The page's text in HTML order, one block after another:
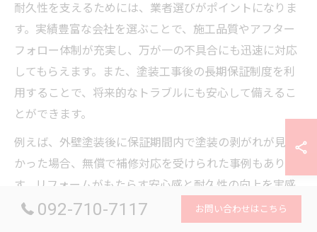
耐久性を支えるためには、業者選びがポイントになりま
す。実績豊富な会社を選ぶことで、施工品質やアフター
フォロー体制が充実し、万が一の不具合にも迅速に対応
してもらえます。また、塗装工事後の長期保証制度を利
用することで、将来的なトラブルにも安心して備えるこ
とができます。
例えば、外壁塗装後に保証期間内で塗装の剥がれが見つ
かった場合、無償で補修対応を受けられた事例もありま
す。リフォームがもたらす安心感と耐久性の向上を実感
するためにも、信頼できる専門業者との連携が不可欠で
092-710-7117 お問い合わせはこちら